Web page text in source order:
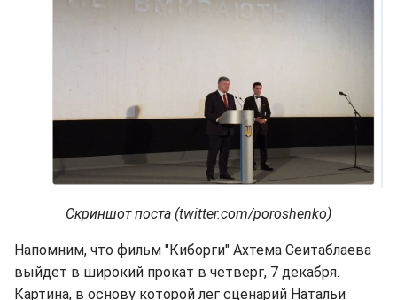
Скриншот поста (twitter.com/poroshenko)
Напомним, что фильм "Киборги" Ахтема Сеитаблаева
выйдет в широкий прокат в четверг, 7 декабря.
Картина, в основу которой лег сценарий Натальи